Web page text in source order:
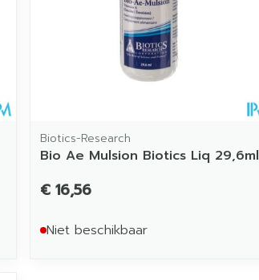
Biotics-Research
Bio Ae Mulsion Biotics Liq 29,6ml
€ 16,56
Niet beschikbaar